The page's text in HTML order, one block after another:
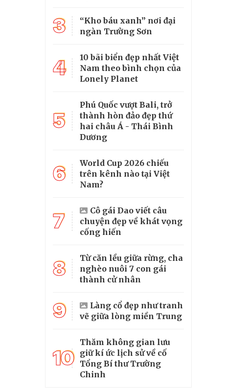
3
“Kho báu xanh” nơi đại
ngàn Trường Sơn
4
10 bãi biển đẹp nhất Việt
Nam theo bình chọn của
Lonely Planet
5
Phú Quốc vượt Bali, trở
thành hòn đảo đẹp thứ
hai châu Á - Thái Bình
Dương
6
World Cup 2026 chiếu
trên kênh nào tại Việt
Nam?
7
Cô gái Dao viết câu
chuyện đẹp về khát vọng
cống hiến
8
Từ căn lều giữa rừng, cha
nghèo nuôi 7 con gái
thành cử nhân
9
Làng cổ đẹp như tranh
vẽ giữa lòng miền Trung
10
Thăm không gian lưu
giữ kí ức lịch sử về cố
Tổng Bí thư Trường
Chinh